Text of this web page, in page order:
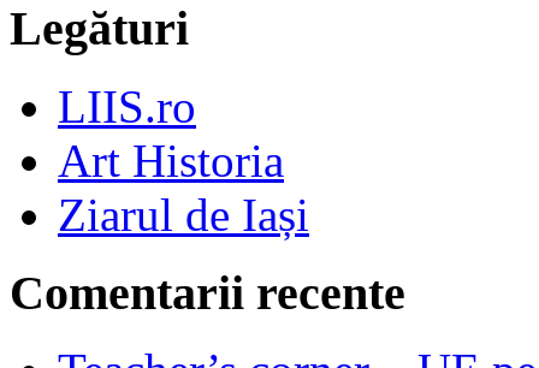
Legături
LIIS.ro
Art Historia
Ziarul de Iași
Comentarii recente